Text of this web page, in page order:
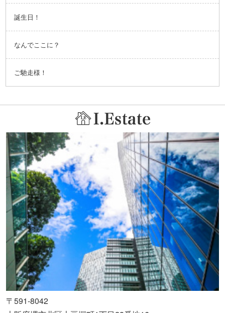
誕生日！
なんでここに？
ご馳走様！
〒591-8042